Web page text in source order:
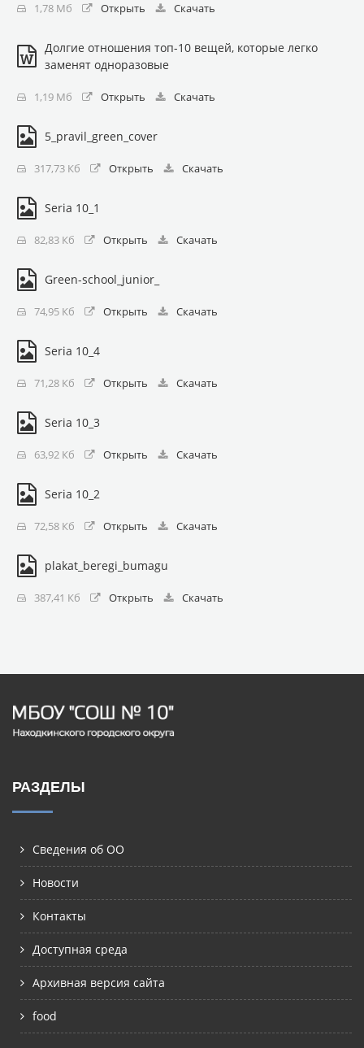
1,78 Мб Открыть Скачать
Долгие отношения топ-10 вещей, которые легко
заменят одноразовые
1,19 Мб Открыть Скачать
5_pravil_green_cover
317,73 Кб Открыть Скачать
Seria 10_1
82,83 Кб Открыть Скачать
Green-school_junior_
74,95 Кб Открыть Скачать
Seria 10_4
71,28 Кб Открыть Скачать
Seria 10_3
63,92 Кб Открыть Скачать
Seria 10_2
72,58 Кб Открыть Скачать
plakat_beregi_bumagu
387,41 Кб Открыть Скачать
РАЗДЕЛЫ
Сведения об ОО
Новости
Контакты
Доступная среда
Архивная версия сайта
food